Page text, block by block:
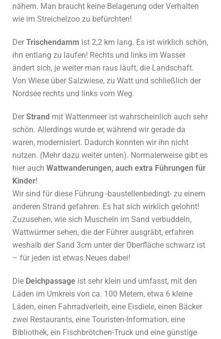
nähern. Man braucht keine Belagerung oder Verhalten
wie im Streichelzoo zu befürchten!
Der Trischendamm ist 2,2 km lang. Es ist wirklich schön,
ihn entlang zu laufen! Rechts und links im Wasser
ändert sich, je weiter man raus läuft, die Landschaft.
Von Wiese über Salzwiese, zu Watt und schließlich der
Nordsee rechts und links vom Weg.
Der Strand mit Wattenmeer ist wahrscheinlich auch sehr
schön. Allerdings wurde er, während wir gerade da
waren, modernisiert. Dadurch konnten wir ihn nicht
nutzen. (Mehr dazu weiter unten). Normalerweise gibt es
hier auch Wattwanderungen, auch extra Führungen für
Kinder!
Wir sind für diese Führung -baustellenbedingt- zu einem
anderen Strand gefahren. Es hat sich wirklich gelohnt!
Zuzusehen, wie sich Muscheln im Sand verbuddeln,
Wattwürmer sehen, die der Führer ausgräbt, erfahren
weshalb der Sand 3cm unter der Oberfläche schwarz ist
– für jeden ist etwas Neues dabei!
Die Deichpassage ist sehr klein und umfasst, mit den
Läden im Umkreis von ca. 100 Metern, etwa 6 kleine
Läden, einen Fahrradverleih, eine Eisdiele, einen Bäcker
zwei Restaurants, eine Touristen-Information, eine
Bibliothek, ein Fischbrötchen-Truck und eine günstige